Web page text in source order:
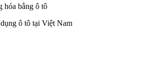
hóa bằng ô tô
ô tô tại Việt Nam